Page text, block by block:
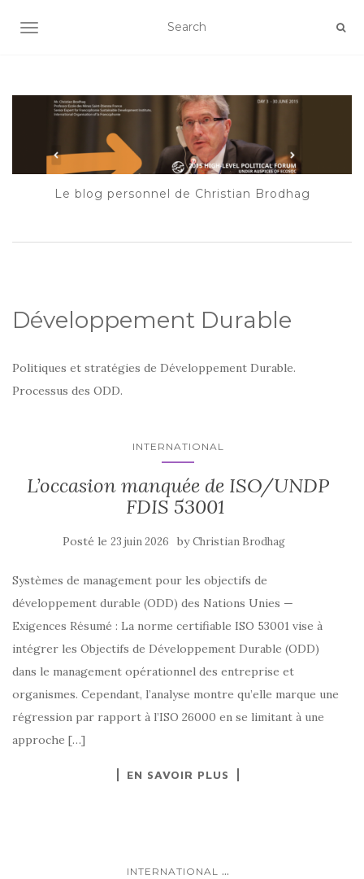
AFFICHER/MASQUER LA NAVIGATION
Le blog personnel de Christian Brodhag
Développement Durable
Politiques et stratégies de Développement Durable.
Processus des ODD.
INTERNATIONAL
L’occasion manquée de ISO/UNDP
FDIS 53001
Posté le 23 juin 2026 byChristian Brodhag
Systèmes de management pour les objectifs de
développement durable (ODD) des Nations Unies —
Exigences Résumé : La norme certifiable ISO 53001 vise à
intégrer les Objectifs de Développement Durable (ODD)
dans le management opérationnel des entreprise et
organismes. Cependant, l’analyse montre qu’elle marque une
régression par rapport à l’ISO 26000 en se limitant à une
approche […]
EN SAVOIR PLUS
INTERNATIONAL ...